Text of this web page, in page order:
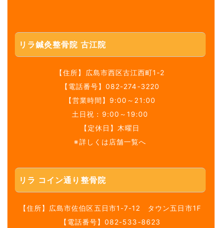
リラ鍼灸整骨院 古江院
【住所】 広島市西区古江西町1-2
【電話番号】082-274-3220
【営業時間】9:00～21:00
土日祝：9:00～19:00
【定休日】木曜日
※詳しくは店舗一覧へ
リラ コイン通り整骨院
【住所】 広島市佐伯区五日市1-7-12 タウン五日市1F
【電話番号】082-533-8623